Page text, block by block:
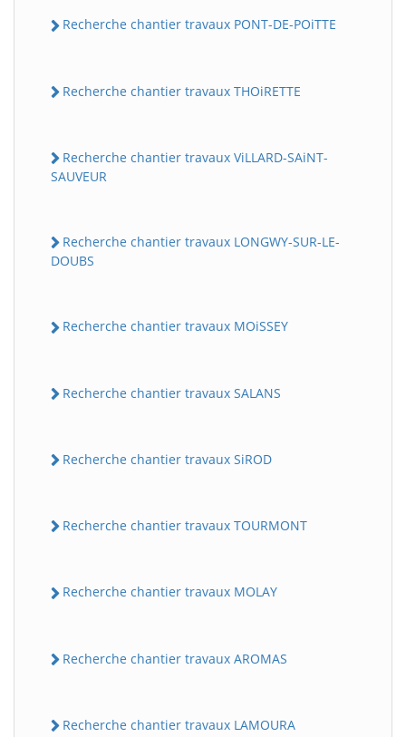
Recherche chantier travaux PONT-DE-POiTTE
Recherche chantier travaux THOiRETTE
Recherche chantier travaux ViLLARD-SAiNT-
SAUVEUR
Recherche chantier travaux LONGWY-SUR-LE-
DOUBS
Recherche chantier travaux MOiSSEY
Recherche chantier travaux SALANS
Recherche chantier travaux SiROD
Recherche chantier travaux TOURMONT
Recherche chantier travaux MOLAY
Recherche chantier travaux AROMAS
Recherche chantier travaux LAMOURA